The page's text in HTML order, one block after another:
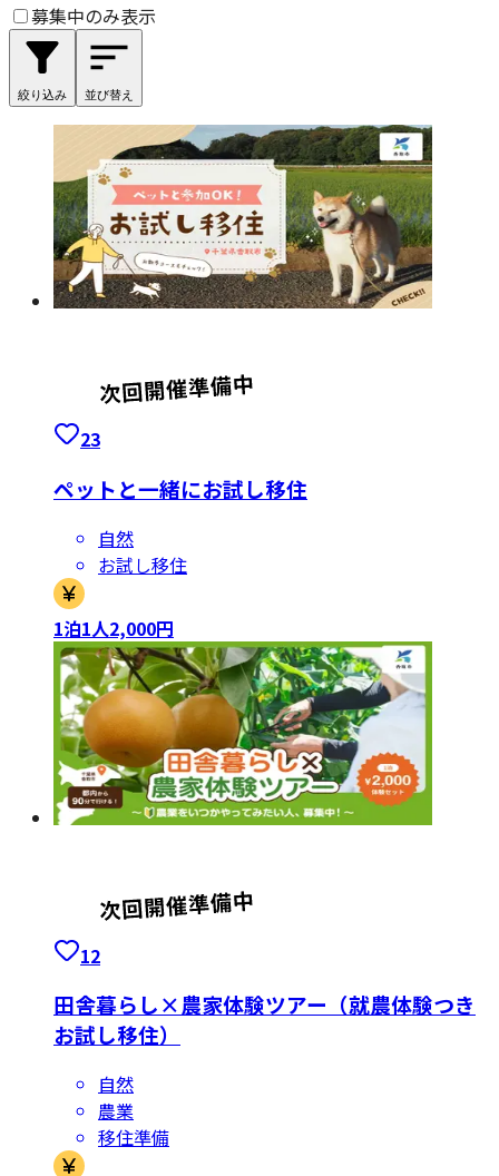
募集中のみ表示
絞り込み 並び替え
23
ペットと一緒にお試し移住
自然
お試し移住
1泊1人2,000円
12
田舎暮らし×農家体験ツアー（就農体験つき
お試し移住）
自然
農業
移住準備